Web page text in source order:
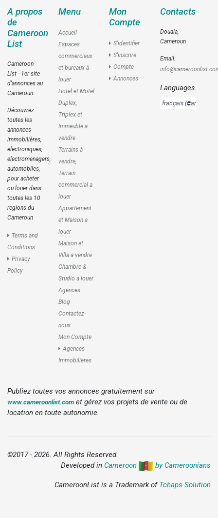
A propos
de
Cameroon
List
Cameroon
List - 1er site
d'annonces au
Cameroun
Découvrez
toutes les
annonces
immobilières,
electroniques,
electromenagers,
automobiles,
pour acheter
ou louer dans
toutes les 10
regions du
Cameroun
Terms and
Conditions
Privacy
Policy
Menu
Accueil
Espaces
commerciaux
et bureaux à
louer
Hotel et Motel
Duplex,
Triplex et
Immeuble a
vendre
Terrains à
vendre,
Terrain
commercial a
louer
Appartement
et Maison a
louer
Maison et
Villa a vendre
Chambre &
Studio a louer
Agences
Blog
Contactez-
nous
Mon Compte
Agences
Immobilieres
Mon
Compte
S'identifier
S'inscrire
Compte
Annonces
Contacts
Douala,
Cameroun
Email:
Languages
Publiez toutes vos annonces gratuitement sur
www.cameroonlist.com et gérez vos projets de vente ou de
location en toute autonomie.
©2017 - 2026. All Rights Reserved.
Developed in Cameroon by Cameroonians
CameroonList is a Trademark ofTchaps Solution